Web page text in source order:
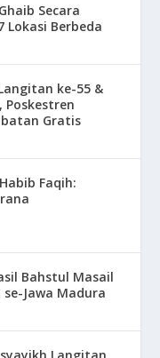
Secara
Lokasi Berbeda
ke-55 &
Poskestren
Gratis
Faqih:
Bahstul Masail
Jawa Madura